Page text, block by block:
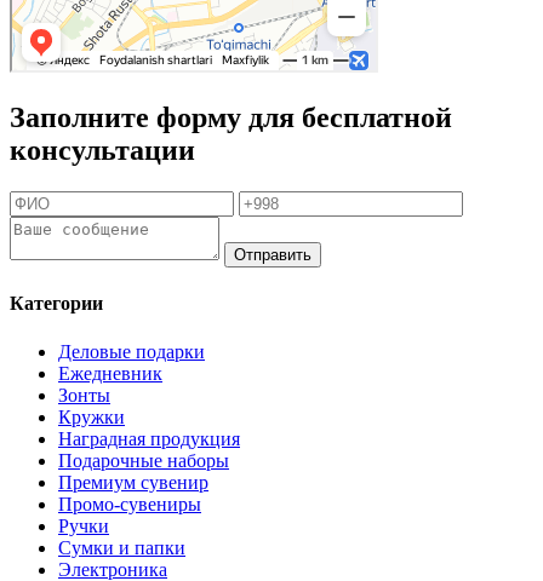
Заполните форму для бесплатной
консультации
Отправить
Категории
Деловые подарки
Ежедневник
Зонты
Кружки
Наградная продукция
Подарочные наборы
Премиум сувенир
Промо-сувениры
Ручки
Сумки и папки
Электроника